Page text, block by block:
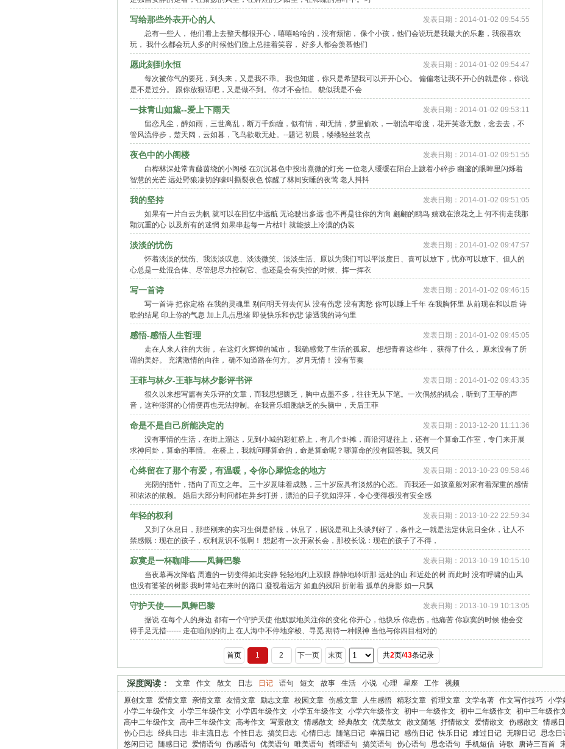
发表日期：2014-01-02 09:54:55
写给那些外表开心的人
总有一些人， 他们看上去整天都很开心，嘻嘻哈哈的，没有烦恼， 像个小孩，他们会说玩是我最大的乐趣，我很喜欢
玩， 我什么都会玩人多的时候他们脸上总挂着笑容， 好多人都会羡慕他们
发表日期：2014-01-02 09:54:47
愿此刻到永恒
每次被你气的要死，到头来，又是我不乖。 我也知道，你只是希望我可以开开心心。 偏偏老让我不开心的就是你，你说
是不是过分。 跟你放狠话吧，又是做不到。 你才不会怕。 貌似我是不会
发表日期：2014-01-02 09:53:11
一抹青山如黛--爱上下雨天
留恋凡尘，醉如雨，三世离乱，断万千痴缠，似有情，却无情，梦里偷欢，一朝流年暗度，花开芙蓉无数，念去去，不
管风流停步，楚天阔，云如暮，飞鸟欲歇无处。--题记 初晨，缕缕轻丝装点
发表日期：2014-01-02 09:51:55
夜色中的小阁楼
白桦林深处常青藤茵绕的小阁楼 在沉沉暮色中投出熹微的灯光 一位老人缓缓在阳台上踱着小碎步 幽邃的眼眸里闪烁着
智慧的光芒 远处野狼凄切的嚎叫撕裂夜色 惊醒了林间安睡的夜莺 老人抖抖
发表日期：2014-01-02 09:51:05
我的坚持
如果有一片白云为帆 就可以在回忆中远航 无论驶出多远 也不再是往你的方向 翩翩的鸥鸟 嬉戏在浪花之上 何不街走我那
颗沉重的心 以及所有的迷惘 如果串起每一片枯叶 就能披上冷漠的伪装
发表日期：2014-01-02 09:47:57
淡淡的忧伤
怀着淡淡的忧伤、我淡淡叹息、淡淡微笑、淡淡生活、原以为我们可以平淡度日、喜可以放下，忧亦可以放下、但人的
心总是一处混合体、尽管想尽力控制它、也还是会有失控的时候、挥一挥衣
发表日期：2014-01-02 09:46:15
写一首诗
写一首诗 把你定格 在我的灵魂里 别问明天何去何从 没有伤悲 没有离愁 你可以睡上千年 在我胸怀里 从前现在和以后 诗
歌的结尾 印上你的气息 加上几点思绪 即使快乐和伤悲 渗透我的诗句里
发表日期：2014-01-02 09:45:05
感悟-感悟人生哲理
走在人来人往的大街， 在这灯火辉煌的城市， 我确感觉了生活的孤寂。 想想青春这些年， 获得了什么， 原来没有了所
谓的美好。 充满激情的向往， 确不知道路在何方。 岁月无情！ 没有节奏
发表日期：2014-01-02 09:43:35
王菲与林夕-王菲与林夕影评书评
很久以来想写篇有关乐评的文章，而我思想匮乏，胸中点墨不多，往往无从下笔。一次偶然的机会，听到了王菲的声
音，这种澎湃的心情便再也无法抑制。在我音乐细胞缺乏的头脑中，天后王菲
发表日期：2013-12-20 11:11:36
命是不是自己所能决定的
没有事情的生活，在街上溜达，见到小城的彩虹桥上，有几个卦摊，而沿河堤往上，还有一个算命工作室，专门来开展
求神问卦，算命的事情。 在桥上，我就问哪算命的，命是算命呢？哪算命的没有回答我。我又问
发表日期：2013-10-23 09:58:46
心终留在了那个有爱，有温暖，令你心犀惦念的地方
光阴的指针，指向了而立之年。 三十岁意味着成熟，三十岁应具有淡然的心态。 而我还一如孩童般对家有着深重的感情
和浓浓的依赖。 婚后大部分时间都在异乡打拼，漂泊的日子犹如浮萍，令心变得极没有安全感
发表日期：2013-10-22 22:59:34
年轻的权利
又到了休息日，那些刚来的实习生倒是舒服，休息了，据说是和上头谈判好了，条件之一就是法定休息日全休，让人不
禁感慨：现在的孩子，权利意识不低啊！ 想起有一次开家长会，那校长说：现在的孩子了不得，
发表日期：2013-10-19 10:15:10
寂寞是一杯咖啡——凤舞巴黎
当夜幕再次降临 周遭的一切变得如此安静 轻轻地闭上双眼 静静地聆听那 远处的山 和近处的树 而此时 没有呼啸的山风
也没有婆娑的树影 我时常站在来时的路口 凝视着远方 如血的残阳 折射着 孤单的身影 如一只飘
发表日期：2013-10-19 10:13:05
守护天使——凤舞巴黎
据说 在每个人的身边 都有一个守护天使 他默默地关注你的变化 你开心，他快乐 你悲伤，他痛苦 你寂寞的时候 他会变
得手足无措------ 走在喧闹的街上 在人海中不停地穿梭、寻觅 期待一种眼神 当他与你四目相对的
首页 1 2 下一页 末页 共2页/43条记录
深度阅读： 文章 作文 散文 日志 日记 语句 短文 故事 生活 小说 心理 星座 工作
视频
原创文章 爱情文章 亲情文章 友情文章 励志文章 校园文章 伤感文章 人生感悟 精彩文章 哲理文章 文学名著 作文写作技巧 小学
小学二年级作文
小学三年级作文 小学四年级作文 小学五年级作文 小学六年级作文 初中一年级作文 初中二年级作文 初中三年级作
高中二年级作文
高中三年级作文 高考作文 写景散文 情感散文 经典散文 优美散文 散文随笔 抒情散文 爱情散文 伤感散文 情感
伤心日志 经典日志 非主流日志 个性日志 搞笑日志 心情日志 随笔日记 幸福日记 感伤日记 快乐日记 难过日记 无聊日记 思念日
悠闲日记
随感日记 爱情语句 伤感语句 优美语句 唯美语句 哲理语句 搞笑语句 伤心语句 思念语句 手机短信 诗歌 唐诗三百首